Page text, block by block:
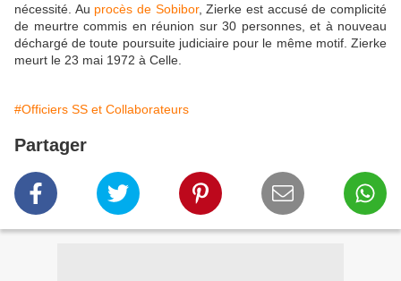
nécessité. Au procès de Sobibor, Zierke est accusé de complicité
de meurtre commis en réunion sur 30 personnes, et à nouveau
déchargé de toute poursuite judiciaire pour le même motif. Zierke
meurt le 23 mai 1972 à Celle.
#Officiers SS et Collaborateurs
Partager